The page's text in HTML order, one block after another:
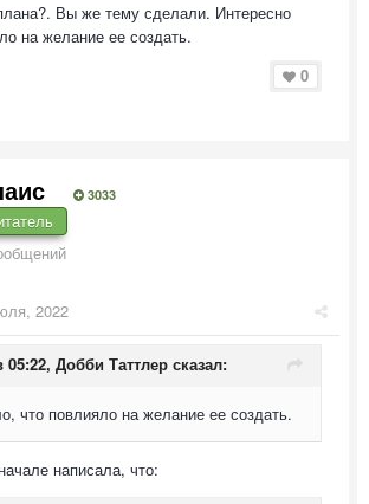
Вы же тему сделали. Интересно
на желание ее создать.
0
3033
2022
05:22, Добби Таттлер сказал:
что повлияло на желание ее создать.
написала, что: